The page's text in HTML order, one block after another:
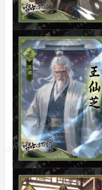
luoposhan.com